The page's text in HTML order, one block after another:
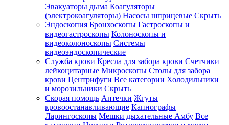
Эвакуаторы дыма Коагуляторы
(электрокоагуляторы) Насосы шприцевые Скрыть
Эндоскопия Бронхоскопы Гастроскопы и
видеогастроскопы Колоноскопы и
видеоколоноскопы Системы
видеоэндоскопические
Служба крови Кресла для забора крови Счетчики
лейкоцитарные Микроскопы Столы для забора
крови Центрифуги Все категории Холодильники
и морозильники Скрыть
Скорая помощь Аптечки Жгуты
кровоостанавливающие Капнографы
Ларингоскопы Мешки дыхательные Амбу Все